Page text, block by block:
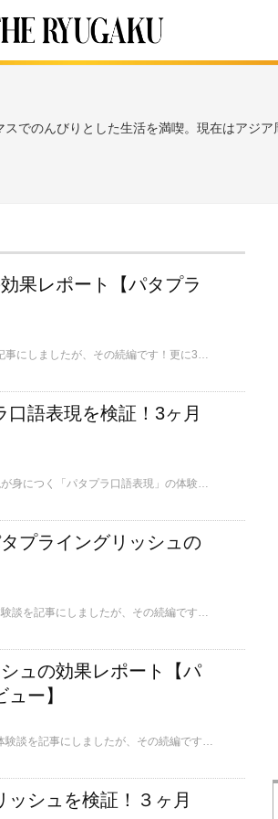
でのんびりとした生活を満喫。現在はアジ
果レポート【パタプラ
前回、パタプラ口語表現を３ヶ月やった体験談を記事にしましたが、その続編です！更に3ヶ月続けてみて効果はどうだったのか？果たしてパタプライングリッシュがお勧めできるのか？などご紹介します
語表現を検証！3ヶ月
3ヶ月間で効果を感じたネイティブのビジネス表現が身につく「パタプラ口語表現」の体験談を紹介します。なぜ続けられたのか？どうやって学ぶのか？を大解説！私と同じように「TOEICでは学べない、ネイティブが実際に使うビジネス表現を習得したい」と悩んでいる人にぜひ読んでもらいたいです。
プライングリッシュの
前回、パタプラグイングリッシュを6ヶ月やった体験談を記事にしましたが、その続編です！更に半年続けてみて、1年で効果はどうだったのか？果たしてパタプライングリッシュがお勧めできるのか？などご紹介します。
ュの効果レポート【パ
ー】
前回、パタプラグイングリッシュを３ヶ月やった体験談を記事にしましたが、その続編です！更に3ヶ月続けてみて効果はどうだったのか？果たしてパタプライングリッシュがお勧めできるのか？などご紹介します。
シュを検証！３ヶ月